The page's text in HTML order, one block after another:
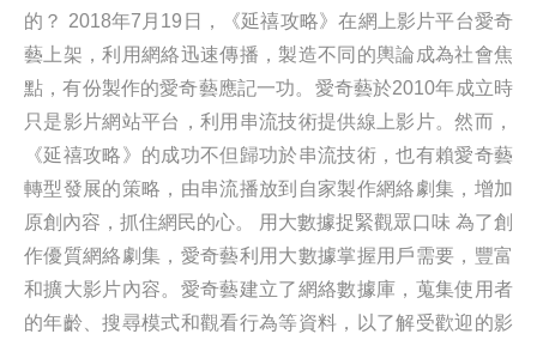
的？ 2018年7月19日，《延禧攻略》在網上影片平台愛奇
藝上架，利用網絡迅速傳播，製造不同的輿論成為社會焦
點，有份製作的愛奇藝應記一功。愛奇藝於2010年成立時
只是影片網站平台，利用串流技術提供線上影片。然而，
《延禧攻略》的成功不但歸功於串流技術，也有賴愛奇藝
轉型發展的策略，由串流播放到自家製作網絡劇集，增加
原創內容，抓住網民的心。 用大數據捉緊觀眾口味 為了創
作優質網絡劇集，愛奇藝利用大數據掌握用戶需要，豐富
和擴大影片內容。愛奇藝建立了網絡數據庫，蒐集使用者
的年齡、搜尋模式和觀看行為等資料，以了解受歡迎的影